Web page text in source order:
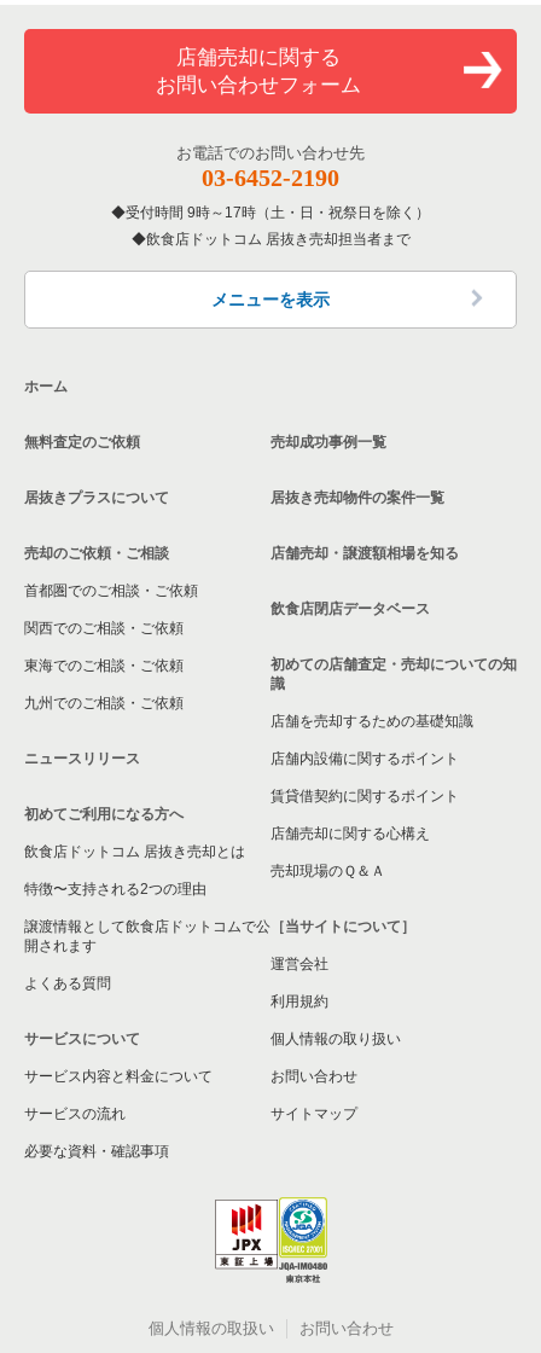
店舗売却に関する
お問い合わせフォーム
お電話でのお問い合わせ先
03-6452-2190
受付時間 9時～17時（土・日・祝祭日を除く）
飲食店ドットコム 居抜き売却担当者まで
メニューを表示
ホーム
無料査定のご依頼
居抜きプラスについて
売却のご依頼・ご相談
首都圏でのご相談・ご依頼
関西でのご相談・ご依頼
東海でのご相談・ご依頼
九州でのご相談・ご依頼
ニュースリリース
初めてご利用になる方へ
飲食店ドットコム 居抜き売却とは
特徴〜支持される2つの理由
譲渡情報として飲食店ドットコムで公
開されます
よくある質問
サービスについて
サービス内容と料金について
サービスの流れ
必要な資料・確認事項
売却成功事例一覧
居抜き売却物件の案件一覧
店舗売却・譲渡額相場を知る
飲食店閉店データベース
初めての店舗査定・売却についての知
識
店舗を売却するための基礎知識
店舗内設備に関するポイント
賃貸借契約に関するポイント
店舗売却に関する心構え
売却現場のＱ＆Ａ
［当サイトについて］
運営会社
利用規約
個人情報の取り扱い
お問い合わせ
サイトマップ
個人情報の取扱い お問い合わせ